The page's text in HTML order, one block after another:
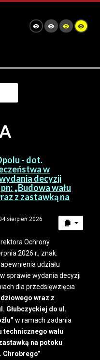
- dot.
w
decyzji
„Budowa wału
z zastawką na
sierpień 2026
Ochrony
2026 r., znak:
udziału
sprawie wydania decyzji
dla przedsięwzięcia
wraz z
Głubczyckiej do ul.
w ramach zadania
technicznego wału
na potoku
Chrobrego”